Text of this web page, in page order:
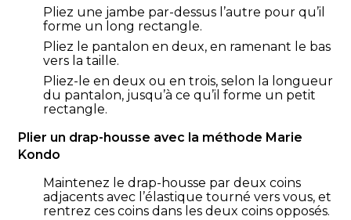
Pliez une jambe par-dessus l’autre pour qu’il
forme un long rectangle.
Pliez le pantalon en deux, en ramenant le bas
vers la taille.
Pliez-le en deux ou en trois, selon la longueur
du pantalon, jusqu’à ce qu’il forme un petit
rectangle.
Plier un drap-housse avec la méthode Marie
Kondo
Maintenez le drap-housse par deux coins
adjacents avec l’élastique tourné vers vous, et
rentrez ces coins dans les deux coins opposés.